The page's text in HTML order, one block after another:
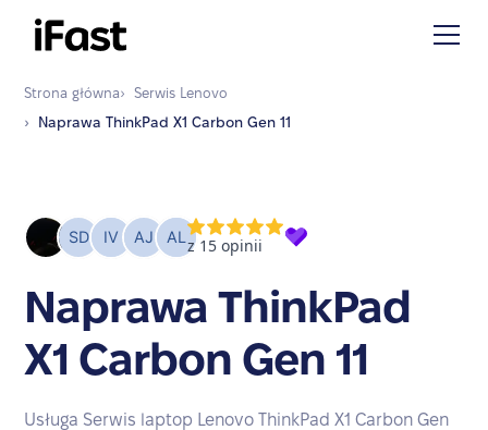
Strona główna› Serwis
Lenovo
›
Naprawa ThinkPad X1 Carbon Gen 11
Naprawa ThinkPad
X1 Carbon Gen 11
Usługa Serwis laptop Lenovo ThinkPad X1 Carbon Gen